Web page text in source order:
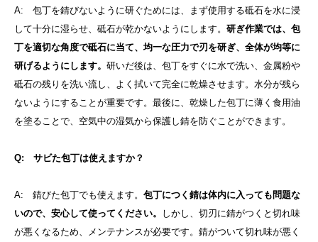
A: 包丁を錆びないように研ぐためには、まず使用する砥石を水に浸
して十分に湿らせ、砥石が乾かないようにします。 研ぎ作業では、包
丁を適切な角度で砥石に当て、均一な圧力で刃を研ぎ、全体が均等に
研げるようにします。 研いだ後は、包丁をすぐに水で洗い、金属粉や
砥石の残りを洗い流し、よく拭いて完全に乾燥させます。水分が残ら
ないようにすることが重要です。最後に、乾燥した包丁に薄く食用油
を塗ることで、空気中の湿気から保護し錆を防ぐことができます。
Q: サビた包丁は使えますか？
A: 錆びた包丁でも使えます。 包丁につく錆は体内に入っても問題な
いので、安心して使ってください。
しかし、切刃に錆がつくと切れ味
が悪くなるため、メンテナンスが必要です。錆がついて切れ味が悪く